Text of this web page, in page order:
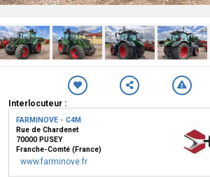
Interlocuteur :
FARMINOVE - C4M
Rue de Chardenet
70000 PUSEY
Franche-Comté (France)
www.farminove.fr